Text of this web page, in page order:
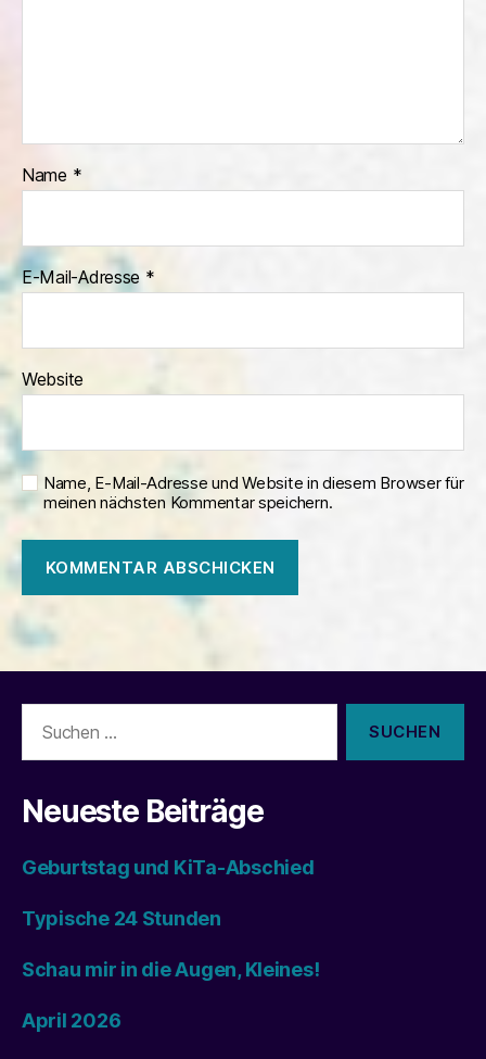
Name *
E-Mail-Adresse *
Website
Name, E-Mail-Adresse und Website in diesem Browser für
meinen nächsten Kommentar speichern.
nach:
Neueste Beiträge
Geburtstag und KiTa-Abschied
Typische 24 Stunden
Schau mir in die Augen, Kleines!
April 2026